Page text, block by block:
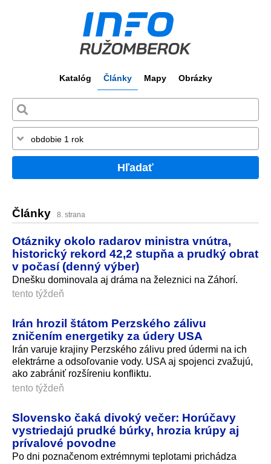
Katalóg Články Mapy Obrázky
Hľadať
Články 8. strana
Otázniky okolo radarov ministra vnútra,
historický rekord 42,2 stupňa a prudký obrat
v počasí (denný výber)
Dnešku dominovala aj dráma na železnici na Záhorí.
tento týždeň
Irán hrozil štátom Perzského zálivu
zničením energetiky za údery USA
Irán varuje krajiny Perzského zálivu pred údermi na ich
elektrárne a odsoľovanie vody. USA aj spojenci zvažujú,
ako zabrániť rozšíreniu konfliktu.
tento týždeň
Slovensko čaká divoký večer: Horúčavy
vystriedajú prudké búrky, hrozia krúpy aj
prívalové povodne
Po dni poznačenom extrémnymi teplotami prichádza